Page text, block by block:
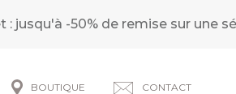
: jusqu'à -50% de remise sur une
BOUTIQUE CONTACT